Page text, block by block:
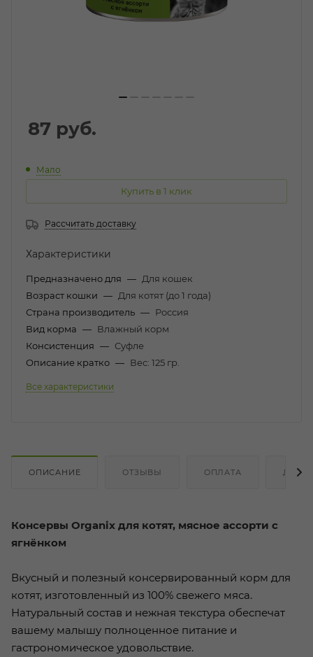
87 руб.
Мало
Купить в 1 клик
Рассчитать доставку
Характеристики
Предназначено для — Для кошек
Возраст кошки — Для котят (до 1 года)
Страна производитель — Россия
Вид корма — Влажный корм
Консистенция — Суфле
Описание кратко — Вес: 125 гр.
Все характеристики
ОПИСАНИЕ ОТЗЫВЫ ОПЛАТА
Консервы Organix для котят, мясное ассорти с
ягнёнком
Вкусный и полезный консервированный корм для
котят, изготовленный из 100% свежего мяса.
Натуральный состав и нежная текстура обеспечат
вашему малышу полноценное питание и
гастрономическое удовольствие.